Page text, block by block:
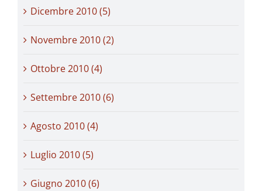
Dicembre 2010 (5)
Novembre 2010 (2)
Ottobre 2010 (4)
Settembre 2010 (6)
Agosto 2010 (4)
Luglio 2010 (5)
Giugno 2010 (6)